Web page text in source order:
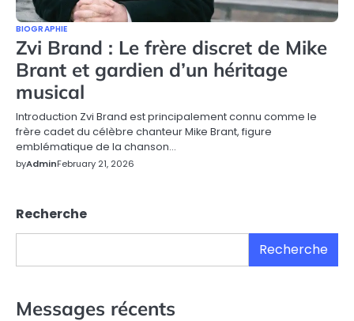
BIOGRAPHIE
Zvi Brand : Le frère discret de Mike
Brant et gardien d’un héritage
musical
Introduction Zvi Brand est principalement connu comme le
frère cadet du célèbre chanteur Mike Brant, figure
emblématique de la chanson…
byAdminFebruary 21, 2026
Recherche
Recherche
Messages récents